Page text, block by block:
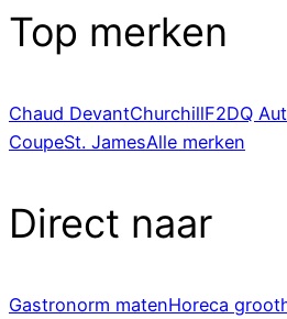
Top merken
Chaud DevantChurchillF2DQ
CoupeSt. JamesAlle merken
Direct naar
Gastronorm matenHoreca